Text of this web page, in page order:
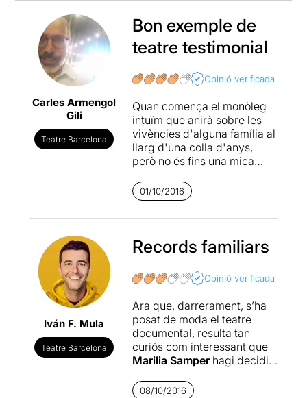
Carles Armengol
Gili
Teatre Barcelona
Bon exemple de
teatre testimonial
Opinió verificada
Quan comença el monòleg
intuïm que anirà sobre les
vivències d'alguna família al
llarg d'una colla d'anys,
però no és fins una mica
descobrim que és la família
de la pròpia actriu. A partir
d'aquí tot adquireix una
sabem que estem sense cap
mena de dubte davant d'un
bell exemple de teatre-
testimoni. Haig d'admetre
aquest subgènere, tot i que
també reconec que té el
perill d'enrocar-se en si
mateix i acabar interessant
només als seus
protagonistes. Al principi de
Kilòmetres , l'allau de xifres i
01/10/2016
Iván F. Mula
Teatre Barcelona
Records familiars
Opinió verificada
Ara que, darrerament, s’ha
posat de moda el teatre
documental, resulta tan
curiós com interessant que
Marilia Samperhagi decidit
posar l’accent en la primera
08/10/2016